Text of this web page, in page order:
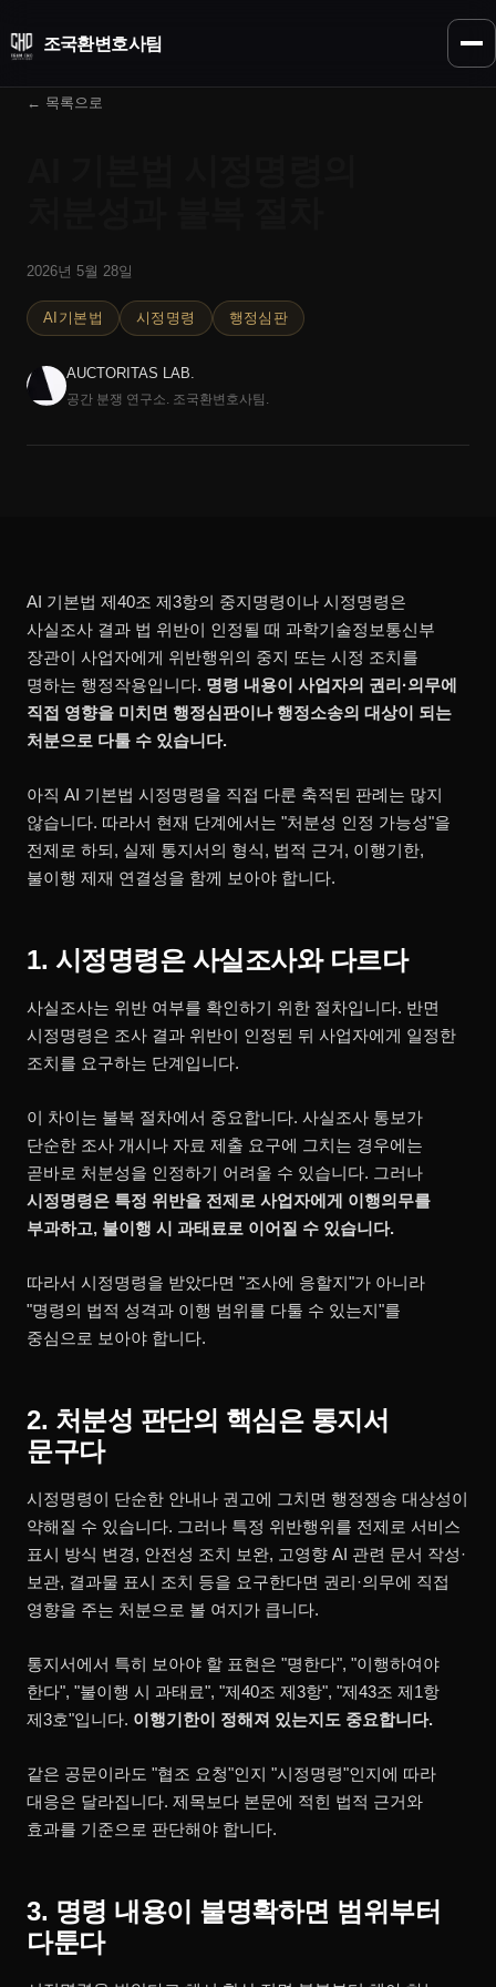
조국환변호사팀
← 목록으로
2026년 5월 28일
AI기본법 시정명령 행정심판
AUCTORITAS LAB.
공간 분쟁 연구소. 조국환변호사팀.
AI 기본법 제40조 제3항의 중지명령이나 시정명령은
사실조사 결과 법 위반이 인정될 때 과학기술정보통신부
장관이 사업자에게 위반행위의 중지 또는 시정 조치를
명하는 행정작용입니다. 명령 내용이 사업자의 권리·의무에
직접 영향을 미치면 행정심판이나 행정소송의 대상이 되는
처분으로 다툴 수 있습니다.
아직 AI 기본법 시정명령을 직접 다룬 축적된 판례는 많지
않습니다. 따라서 현재 단계에서는 "처분성 인정 가능성"을
전제로 하되, 실제 통지서의 형식, 법적 근거, 이행기한,
불이행 제재 연결성을 함께 보아야 합니다.
1. 시정명령은 사실조사와 다르다
사실조사는 위반 여부를 확인하기 위한 절차입니다. 반면
시정명령은 조사 결과 위반이 인정된 뒤 사업자에게 일정한
조치를 요구하는 단계입니다.
이 차이는 불복 절차에서 중요합니다. 사실조사 통보가
단순한 조사 개시나 자료 제출 요구에 그치는 경우에는
곧바로 처분성을 인정하기 어려울 수 있습니다. 그러나
시정명령은 특정 위반을 전제로 사업자에게 이행의무를
부과하고, 불이행 시 과태료로 이어질 수 있습니다.
따라서 시정명령을 받았다면 "조사에 응할지"가 아니라
"명령의 법적 성격과 이행 범위를 다툴 수 있는지"를
중심으로 보아야 합니다.
2. 처분성 판단의 핵심은 통지서
문구다
시정명령이 단순한 안내나 권고에 그치면 행정쟁송 대상성이
약해질 수 있습니다. 그러나 특정 위반행위를 전제로 서비스
표시 방식 변경, 안전성 조치 보완, 고영향 AI 관련 문서 작성·
보관, 결과물 표시 조치 등을 요구한다면 권리·의무에 직접
영향을 주는 처분으로 볼 여지가 큽니다.
통지서에서 특히 보아야 할 표현은 "명한다", "이행하여야
한다", "불이행 시 과태료", "제40조 제3항", "제43조 제1항
제3호"입니다. 이행기한이 정해져 있는지도 중요합니다.
같은 공문이라도 "협조 요청"인지 "시정명령"인지에 따라
대응은 달라집니다. 제목보다 본문에 적힌 법적 근거와
효과를 기준으로 판단해야 합니다.
3. 명령 내용이 불명확하면 범위부터
다툰다